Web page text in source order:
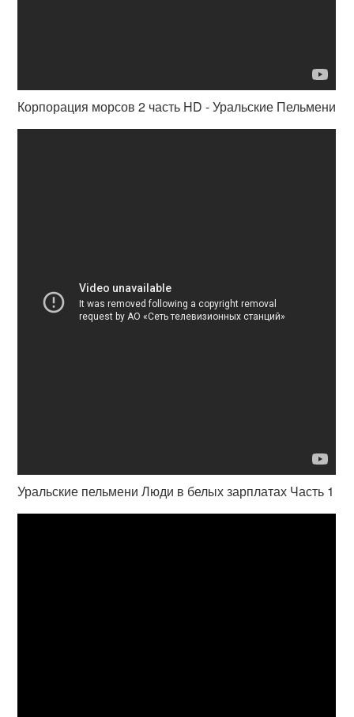
Корпорация морсов 2 часть HD - Уральские Пельмени
Уральские пельмени Люди в белых зарплатах Часть 1